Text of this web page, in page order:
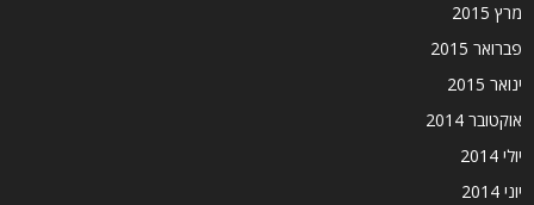
מרץ 2015
פברואר 2015
ינואר 2015
אוקטובר 2014
יולי 2014
יוני 2014